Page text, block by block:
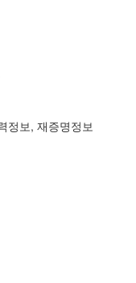
정보, 재증명정보